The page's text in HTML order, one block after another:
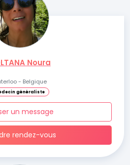
Noura
- Belgique
généraliste
un message
rendez-vous